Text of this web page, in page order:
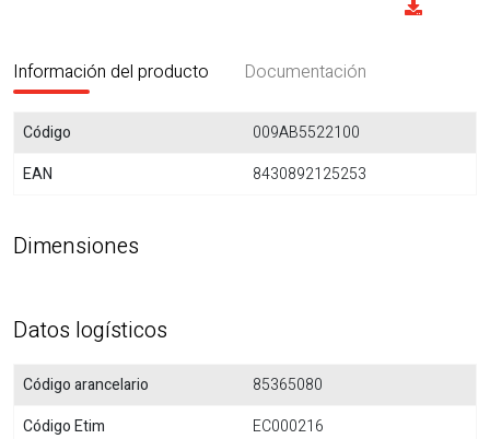
Información del producto Documentación
Código
009AB5522100
EAN
8430892125253
Dimensiones
Datos logísticos
Código arancelario
85365080
Código Etim
EC000216